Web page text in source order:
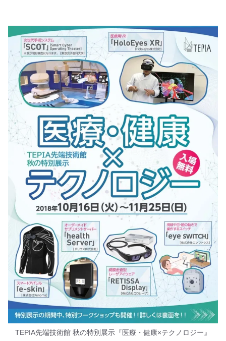
TEPIA先端技術館 秋の特別展示『医療・健康×テクノロジー』